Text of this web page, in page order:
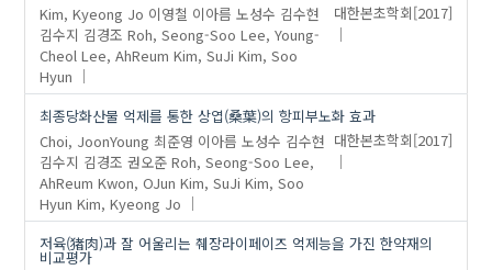
Kim, Kyeong Jo 이영철 이아름 노성수 김수현
김수지 김경조 Roh, Seong-Soo Lee, Young-
Cheol Lee, AhReum Kim, SuJi Kim, Soo
Hyun
대한본초학회[2017]
최종당화산물 억제를 통한 상엽(桑葉)의 항피부노화 효과
Choi, JoonYoung 최준영 이아름 노성수 김수현
김수지 김경조 권오준 Roh, Seong-Soo Lee,
AhReum Kwon, OJun Kim, SuJi Kim, Soo
Hyun Kim, Kyeong Jo
대한본초학회[2017]
저육(猪肉)과 잘 어울리는 췌장라이페이즈 억제능을 가진 한약재의
비교평가